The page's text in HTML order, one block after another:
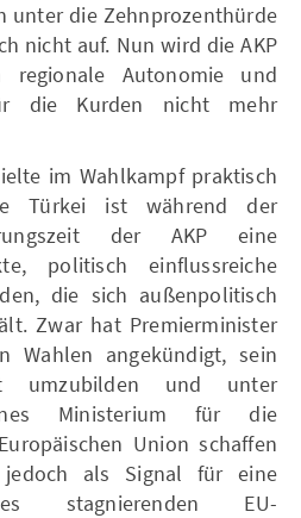
unter die Zehnprozenthürde
nicht auf. Nun wird die AKP
regionale Autonomie und
die Kurden nicht mehr
im Wahlkampf praktisch
Türkei ist während der
der AKP eine
politisch einflussreiche
die sich außenpolitisch
Zwar hat Premierminister
Wahlen angekündigt, sein
umzubilden und unter
Ministerium für die
Union schaffen
als Signal für eine
stagnierenden EU-